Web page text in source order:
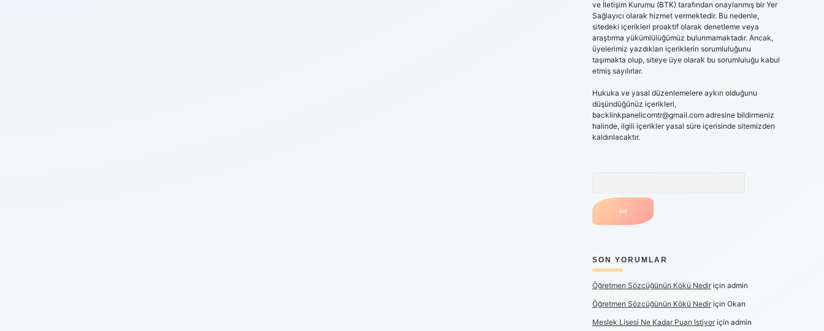
ve İletişim Kurumu (BTK) tarafından onaylanmış bir Yer
Sağlayıcı olarak hizmet vermektedir. Bu nedenle,
sitedeki içerikleri proaktif olarak denetleme veya
araştırma yükümlülüğümüz bulunmamaktadır. Ancak,
üyelerimiz yazdıkları içeriklerin sorumluluğunu
taşımakta olup, siteye üye olarak bu sorumluluğu kabul
etmiş sayılırlar.
Hukuka ve yasal düzenlemelere aykırı olduğunu
düşündüğünüz içerikleri,
backlinkpanelicomtr@gmail.comadresine bildirmeniz
halinde, ilgili içerikler yasal süre içerisinde sitemizden
kaldırılacaktır.
SON YORUMLAR
Öğretmen Sözcüğünün Kökü Nediriçin admin
Öğretmen Sözcüğünün Kökü Nediriçin Okan
Meslek Lisesi Ne Kadar Puan Istiyoriçin admin